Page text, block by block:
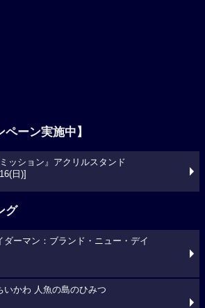
ペーン実施中】
ミッション』アクリルスタンド
日)]
グ
ーマン：ブランド・ニュー・デイ
かわ 人魚の島のひみつ